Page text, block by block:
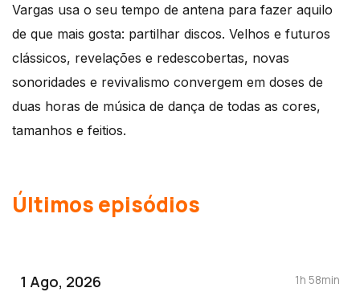
Vargas usa o seu tempo de antena para fazer aquilo
de que mais gosta: partilhar discos. Velhos e futuros
clássicos, revelações e redescobertas, novas
sonoridades e revivalismo convergem em doses de
duas horas de música de dança de todas as cores,
tamanhos e feitios.
Últimos episódios
1 Ago, 2026
1h 58min